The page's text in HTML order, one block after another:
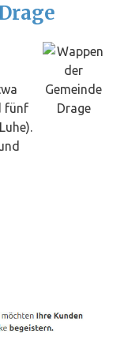
fünf